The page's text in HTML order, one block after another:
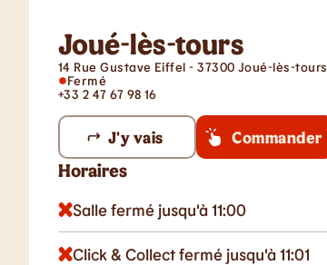
Joué-lès-tours
14 Rue Gustave Eiffel - 37300 Joué-lès-tours
Fermé
+33 2 47 67 98 16
J'y vais Commander
Horaires
Salle fermé jusqu'à 11:00
Click & Collect fermé jusqu'à 11:01